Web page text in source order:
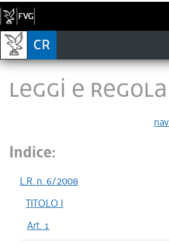
LEGGI E
Indice:
L.R. n. 6/2008
TITOLO I
Art. 1